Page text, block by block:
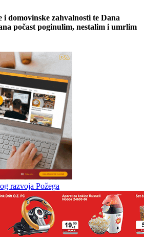
i domovinske zahvalnosti te Dana
počast poginulim, nestalim i umrlim
razvoja Požega